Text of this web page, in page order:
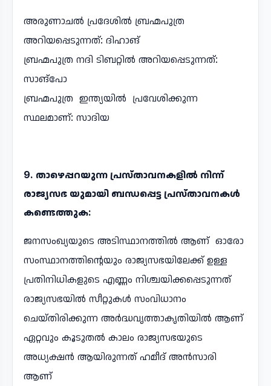
അരുണാചൽ പ്രദേശിൽ ബ്രഹ്മപുത്ര
അറിയപ്പെടുന്നത്: ദിഹാങ്
ബ്രഹ്മപുത്ര നദി ടിബറ്റിൽ അറിയപ്പെടുന്നത്:
സാങ്പോ
ബ്രഹ്മപുത്ര ഇന്ത്യയിൽ പ്രവേശിക്കുന്ന
സ്ഥലമാണ്: സാദിയ
9. താഴെപ്പറയുന്ന പ്രസ്താവനകളിൽ നിന്ന്
രാജ്യസഭ യുമായി ബന്ധപ്പെട്ട പ്രസ്താവനകൾ
കണ്ടെത്തുക:
ജനസംഖ്യയുടെ അടിസ്ഥാനത്തിൽ ആണ് ഓരോ
സംസ്ഥാനത്തിന്റെയും രാജ്യസഭയിലേക്ക് ഉള്ള
പ്രതിനിധികളുടെ എണ്ണം നിശ്ചയിക്കപ്പെടുന്നത്
രാജ്യസഭയിൽ സീറ്റുകൾ സംവിധാനം
ചെയ്തിരിക്കുന്ന അർദ്ധവൃത്താകൃതിയിൽ ആണ്
ഏറ്റവും കൂടുതൽ കാലം രാജ്യസഭയുടെ
അധ്യക്ഷൻ ആയിരുന്നത് ഹമീദ് അൻസാരി
ആണ്